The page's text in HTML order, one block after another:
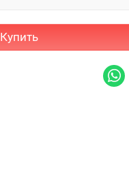
Купить